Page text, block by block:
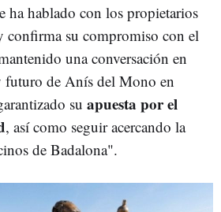
ha hablado con los propietarios
confirma su compromiso con el
una conversación en
futuro de Anís del Mono en
su apuesta por el
, así como seguir acercando la
de Badalona".